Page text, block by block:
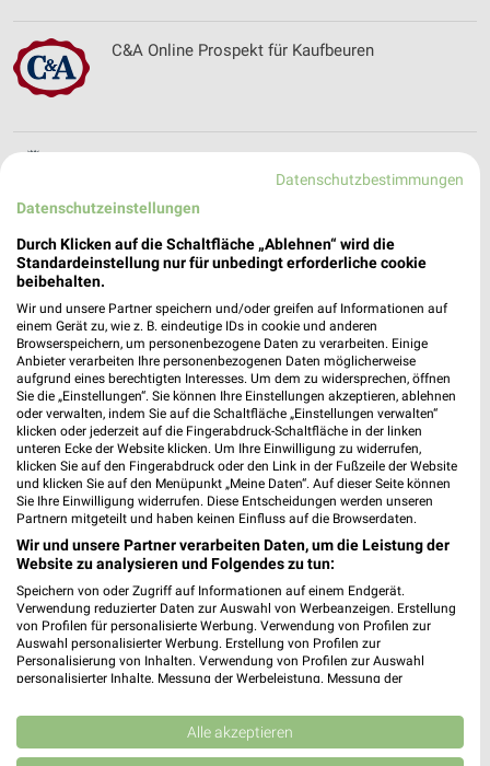
C&A Online Prospekt für Kaufbeuren
cyberport Angebote im aktuellen Prospekt
Noch mehr Angebote in
der weekli App!
Jetzt kostenlos laden
Datenschutzbestimmungen
Datenschutzeinstellungen
Durch Klicken auf die Schaltfläche „Ablehnen“ wird die
Standardeinstellung nur für unbedingt erforderliche cookie
beibehalten.
Wir und unsere Partner speichern und/oder greifen auf Informationen auf
einem Gerät zu, wie z. B. eindeutige IDs in cookie und anderen
Browserspeichern, um personenbezogene Daten zu verarbeiten. Einige
Anbieter verarbeiten Ihre personenbezogenen Daten möglicherweise
aufgrund eines berechtigten Interesses. Um dem zu widersprechen, öffnen
Sie die „Einstellungen“. Sie können Ihre Einstellungen akzeptieren, ablehnen
oder verwalten, indem Sie auf die Schaltfläche „Einstellungen verwalten“
klicken oder jederzeit auf die Fingerabdruck-Schaltfläche in der linken
unteren Ecke der Website klicken. Um Ihre Einwilligung zu widerrufen,
klicken Sie auf den Fingerabdruck oder den Link in der Fußzeile der Website
und klicken Sie auf den Menüpunkt „Meine Daten“. Auf dieser Seite können
Sie Ihre Einwilligung widerrufen. Diese Entscheidungen werden unseren
Partnern mitgeteilt und haben keinen Einfluss auf die Browserdaten.
Wir und unsere Partner verarbeiten Daten, um die Leistung der
Website zu analysieren und Folgendes zu tun:
Speichern von oder Zugriff auf Informationen auf einem Endgerät.
Verwendung reduzierter Daten zur Auswahl von Werbeanzeigen. Erstellung
von Profilen für personalisierte Werbung. Verwendung von Profilen zur
Auswahl personalisierter Werbung. Erstellung von Profilen zur
Personalisierung von Inhalten. Verwendung von Profilen zur Auswahl
personalisierter Inhalte. Messung der Werbeleistung. Messung der
Kombinationen von Daten aus verschiedenen Quellen. Entwicklung und
Verbesserung der Angebote. Verwendung reduzierter Daten zur Auswahl
von Inhalten.
Alle akzeptieren